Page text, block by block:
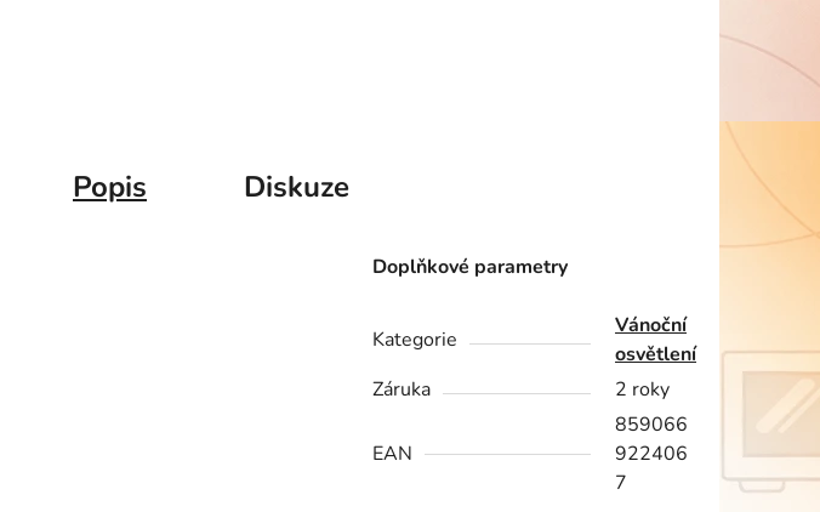
Popis Diskuze
Doplňkové parametry
Kategorie
Vánoční
osvětlení
Záruka
2 roky
EAN
859066
922406
7